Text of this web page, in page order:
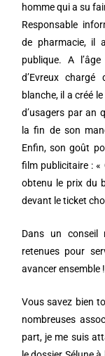
homme qui a su
Responsable
de pharmacie, il
publique. A
d’Evreux
blanche, il a créé
d’usagers par an
la fin de son
Enfin, son goût
film publicitaire : «
obtenu le prix du
devant le ticket
Dans un conseil
retenues pour
avancer ensemble !
Vous savez bien
nombreuses
part, je me suis